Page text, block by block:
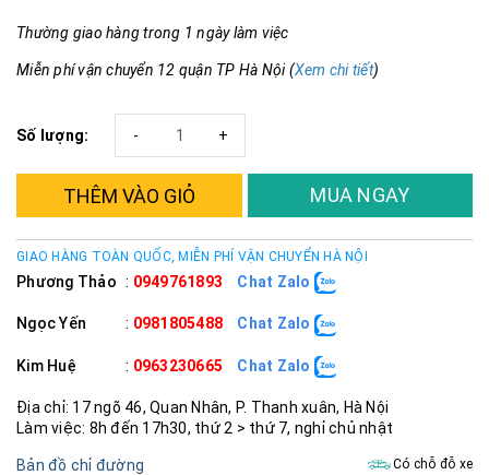
Thường giao hàng trong 1 ngày làm việc
Miễn phí vận chuyển 12 quận TP Hà Nội (Xem chi tiết)
Số lượng: +
-
THÊM VÀO GIỎ MUA NGAY
GIAO HÀNG TOÀN QUỐC, MIỄN PHÍ VẬN CHUYỂN HÀ NỘI
Phương Thảo : 0949761893 Chat Zalo
Ngọc Yến : 0981805488 Chat Zalo
Kim Huệ : 0963230665 Chat Zalo
Địa chỉ: 17 ngõ 46, Quan Nhân, P. Thanh xuân, Hà Nội
Làm việc: 8h đến 17h30, thứ 2 > thứ 7, nghỉ chủ nhật
Bản đồ chỉ đường Có chỗ đỗ xe